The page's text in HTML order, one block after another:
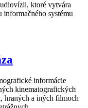
ktoré vytvára
systému
informácie
kinematografických
hraných a iných filmoch